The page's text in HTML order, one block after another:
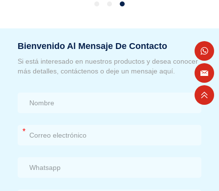
Bienvenido Al Mensaje De Contacto
Si está interesado en nuestros productos y desea conocer
más detalles, contáctenos o deje un mensaje aquí.
*